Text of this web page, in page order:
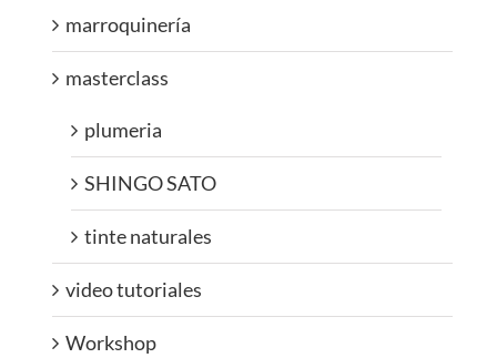
marroquinería
masterclass
plumeria
SHINGO SATO
tinte naturales
video tutoriales
Workshop